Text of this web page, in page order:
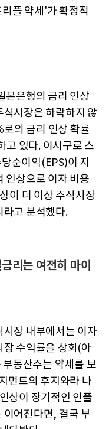
플 약세'가 확정적
본은행의 금리 인상
시장은 하락하지 않
의 금리 인상 확률
고 있다. 이시구로 스
순이익(EPS)이 지
인상으로 이자 비용
이 더 이상 주식시장
라고 분석했다.
리는 여전히 마이
장 내부에서는 이자
장 수익률을 상회(아
동산주는 약세를 보
먼트의 후지와라 나
상이 장기적인 인플
이어진다면, 결국 부